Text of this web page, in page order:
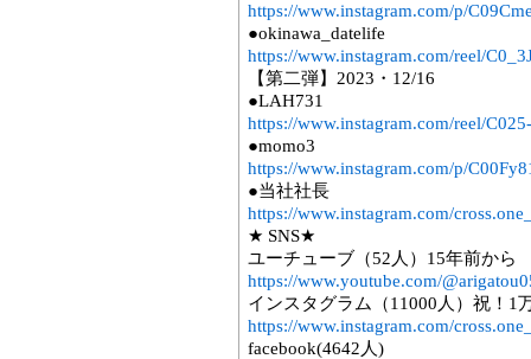
https://www.instagram.com/p/
●okinawa_datelife
https://www.instagram.com/reel/
【第二弾】2023・12/16
●LAH731
https://www.instagram.com/reel/
●momo3
https://www.instagram.com/p/
●当社社長
https://www.instagram.com/
★ SNS★
ユーチューブ（52人）15年前から
https://www.youtube.com/
インスタグラム（11000人）祝！1
https://www.instagram.com/
facebook(4642人)